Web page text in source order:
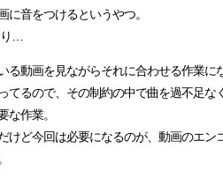
音をつけるというやつ。
…
動画を見ながらそれに合わせる作業に
てるので、その制約の中で曲を過不足な
作業。
ど今回は必要になるのが、動画のエン